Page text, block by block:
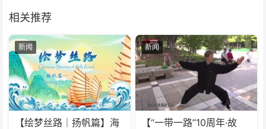
相关推荐
新闻
【绘梦丝路｜扬帆篇】海
新闻
【“一带一路”10周年·故